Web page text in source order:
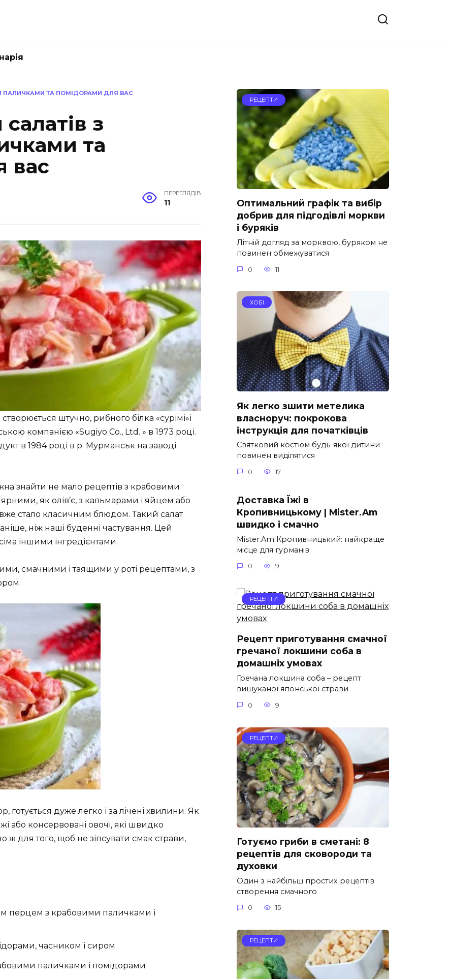
ПАЛИЧКАМИ ТА ПОМІДОРАМИ ДЛЯ ВАС
з
та
вас
ПЕРЕГЛЯДІВ
11
штучно, рибного білка «сурімі»і
компанією «Sugiyo Co., Ltd. » в 1973 році.
в 1984 році в р. Мурманськ на заводі
знайти не мало рецептів з крабовими
як олів’є, з кальмарами і яйцем або
стало класичним блюдом. Такий салат
ніж наші буденні частування. Цей
іншими інгредієнтами.
смачними і таящими у роті рецептами, з
готується дуже легко і за лічені хвилини. Як
або консервовані овочі, які швидко
ж для того, щоб не зіпсувати смак страви,
перцем з крабовими паличками і
часником і сиром
паличками і помідорами
РЕЦЕПТИ
Оптимальний графік та вибір
добрив для підгодівлі моркви
і буряків
Літній догляд за морквою, буряком не
повинен обмежуватися
0 11
ХОБІ
Як легко зшити метелика
власноруч: покрокова
інструкція для початківців
Святковий костюм будь-якої дитини
повинен виділятися
0 17
Доставка Їжі в
Кропивницькому | Mister.Am
швидко і смачно
Mister.Am Кропивницький: найкраще
місце для гурманів
0 9
РЕЦЕПТИ
Рецепт приготування смачної
гречаної локшини соба в
домашніх умовах
Гречана локшина соба – рецепт
вишуканої японської страви
0 9
РЕЦЕПТИ
Готуємо гриби в сметані: 8
рецептів для сковороди та
духовки
Один з найбільш простих рецептів
створення смачного
0 15
РЕЦЕПТИ